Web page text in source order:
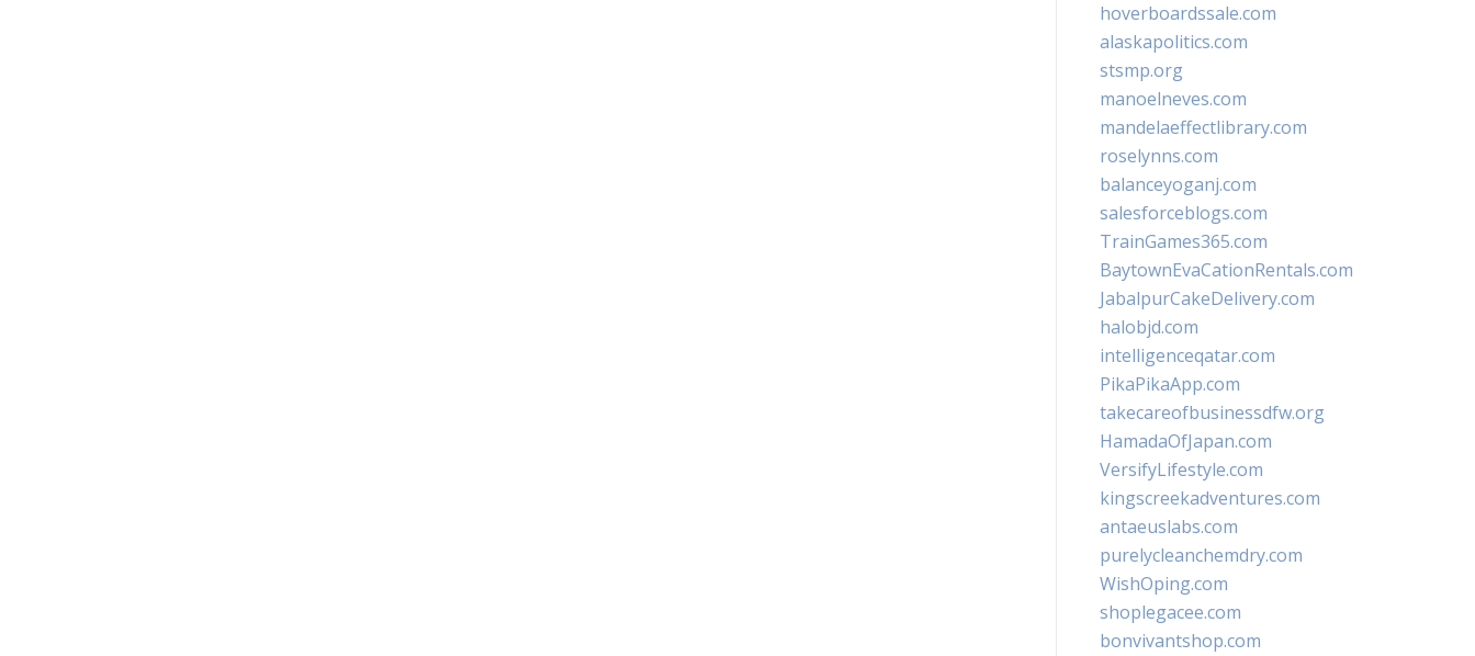
hoverboardssale.com
alaskapolitics.com
stsmp.org
manoelneves.com
mandelaeffectlibrary.com
roselynns.com
balanceyoganj.com
salesforceblogs.com
TrainGames365.com
BaytownEvaCationRentals.com
JabalpurCakeDelivery.com
halobjd.com
intelligenceqatar.com
PikaPikaApp.com
takecareofbusinessdfw.org
HamadaOfJapan.com
VersifyLifestyle.com
kingscreekadventures.com
antaeuslabs.com
purelycleanchemdry.com
WishOping.com
shoplegacee.com
bonvivantshop.com